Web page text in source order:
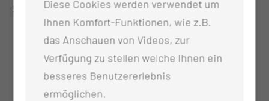
Sinapius.Diese Cookies werden verwendet um
Ihnen Komfort-Funktionen, wie z.B.
das Anschauen von Videos, zur
Verfügung zu stellen welche Ihnen ein
besseres Benutzererlebnis
ermöglichen.